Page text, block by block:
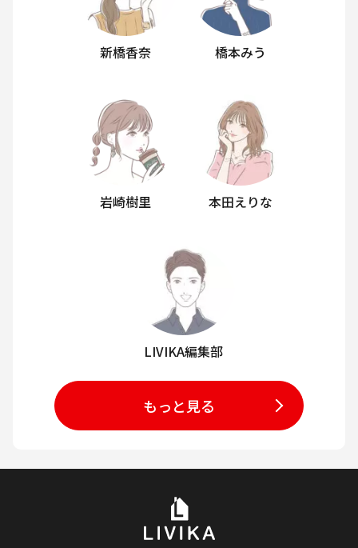
新橋香奈 橋本みう
岩崎樹里 本田えりな
LIVIKA編集部
もっと見る